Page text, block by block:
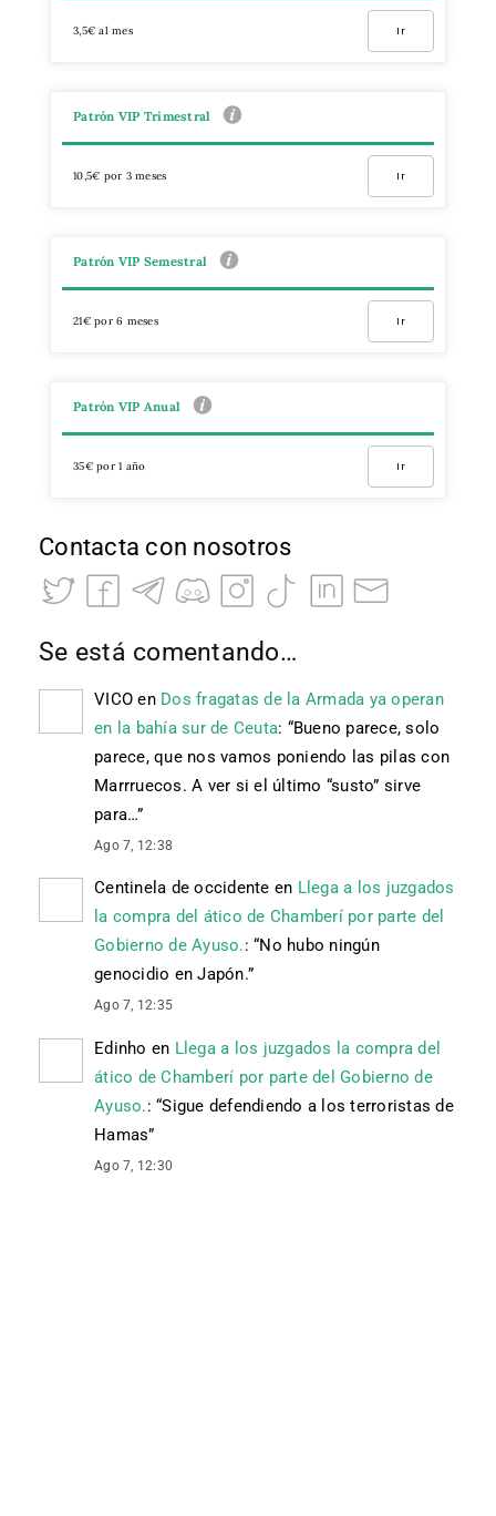
3,5€ al mes Ir
Patrón VIP Trimestral
10,5€ por 3 meses Ir
Patrón VIP Semestral
21€ por 6 meses Ir
Patrón VIP Anual
35€ por 1 año Ir
Contacta con nosotros
Se está comentando…
VICO en Dos fragatas de la Armada ya operan
en la bahía sur de Ceuta: “Bueno parece, solo
parece, que nos vamos poniendo las pilas con
Marrruecos. A ver si el último “susto” sirve
para…”
Ago 7, 12:38
Centinela de occidente en Llega a los juzgados
la compra del ático de Chamberí por parte del
Gobierno de Ayuso.: “No hubo ningún
genocidio en Japón.”
Ago 7, 12:35
Edinho en Llega a los juzgados la compra del
ático de Chamberí por parte del Gobierno de
Ayuso.: “Sigue defendiendo a los terroristas de
Hamas”
Ago 7, 12:30